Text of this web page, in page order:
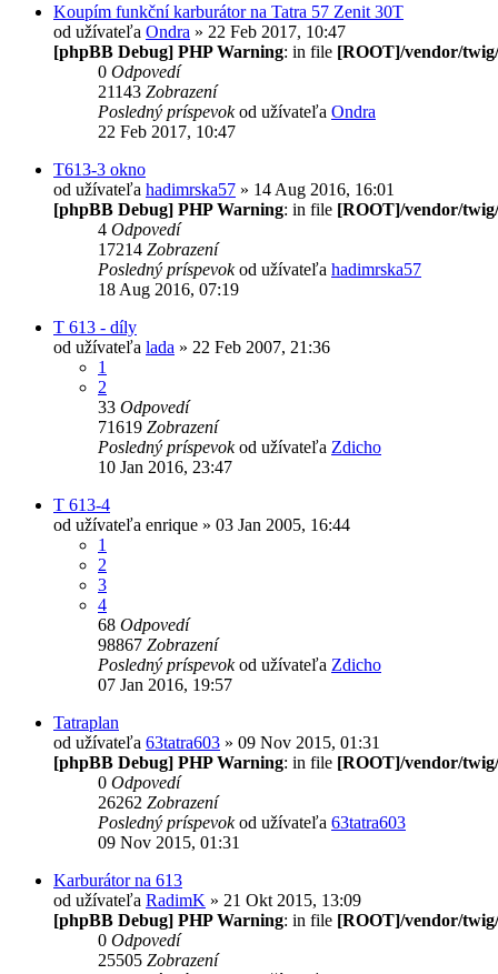
Koupím funkční karburátor na Tatra 57 Zenit 30T
od užívateľa Ondra » 22 Feb 2017, 10:47
[phpBB Debug] PHP Warning: in file [ROOT]/vendor/
0 Odpovedí
21143 Zobrazení
Posledný príspevokod užívateľa Ondra
22 Feb 2017, 10:47
T613-3 okno
od užívateľa hadimrska57 » 14 Aug 2016, 16:01
[phpBB Debug] PHP Warning: in file [ROOT]/vendor/
4 Odpovedí
17214 Zobrazení
Posledný príspevokod užívateľa hadimrska57
18 Aug 2016, 07:19
T 613 - díly
od užívateľa lada » 22 Feb 2007, 21:36
1
2
33 Odpovedí
71619 Zobrazení
Posledný príspevokod užívateľa Zdicho
10 Jan 2016, 23:47
T 613-4
od užívateľa enrique » 03 Jan 2005, 16:44
1
2
3
4
68 Odpovedí
98867 Zobrazení
Posledný príspevokod užívateľa Zdicho
07 Jan 2016, 19:57
Tatraplan
od užívateľa 63tatra603 » 09 Nov 2015, 01:31
[phpBB Debug] PHP Warning: in file [ROOT]/vendor/
0 Odpovedí
26262 Zobrazení
Posledný príspevokod užívateľa 63tatra603
09 Nov 2015, 01:31
Karburátor na 613
od užívateľa RadimK » 21 Okt 2015, 13:09
[phpBB Debug] PHP Warning: in file [ROOT]/vendor/
0 Odpovedí
25505 Zobrazení